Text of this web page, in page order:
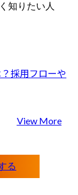
知りたい人
採用フローや
View More